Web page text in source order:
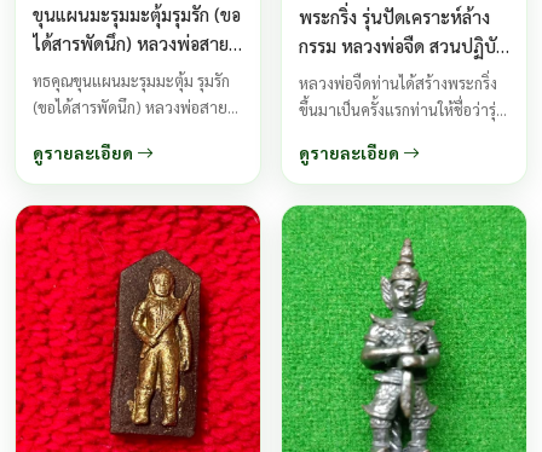
ขุนแผนมะรุมมะตุ้มรุมรัก (ขอ
ได้สารพัดนึก) หลวงพ่อสาย
วัดนามวิจิตร
ทธคุณขุนแผนมะรุมมะตุ้ม รุมรัก
(ขอได้สารพัดนึก) หลวงพ่อสาย
โชคลาภค้าขายให้มีอนุภาพอิทธิ
คุณสูงสุด ...
ดูรายละเอียด
พระกริ่ง รุ่นปัดเคราะห์ล้าง
กรรม หลวงพ่อจืด สวนปฏิบัติ
ธรรมโพธิเศรษฐี
หลวงพ่อจืดท่านได้สร้างพระกริ่ง
ขึ้นมาเป็นครั้งแรกท่านให้ชื่อว่ารุ่น
โบราณ ปลุกเสกทิ้งทวนซึ่งได้นำ
ชนวนศักดิ์สิทธิ์อาทิเช่น ชนวน
ศักดิ์สิทธิ์ทุกรุ่นของหลวงพ่อจืด
แผ่นยันต์ลงอักขระ
ดูรายละเอียด